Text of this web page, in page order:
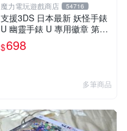
魔力電玩遊戲商店 54716
支援3DS 日本最新 妖怪手錶
U 幽靈手錶 U 專用徽章 第三
幕 鬼島篇 整盒12包 【板橋魔
力】
$698
多筆商品